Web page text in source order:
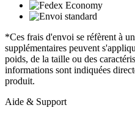
*Ces frais d'envoi se réfèrent à
supplémentaires peuvent
poids, de la taille ou des
informations sont indiquées
produit.
Aide & Support